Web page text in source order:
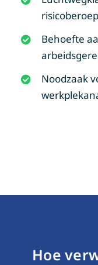
Behoefte
Noodzaak
Hoe